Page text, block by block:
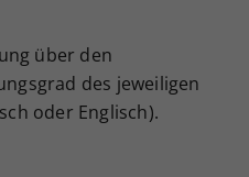
über den
des jeweiligen
oder Englisch).